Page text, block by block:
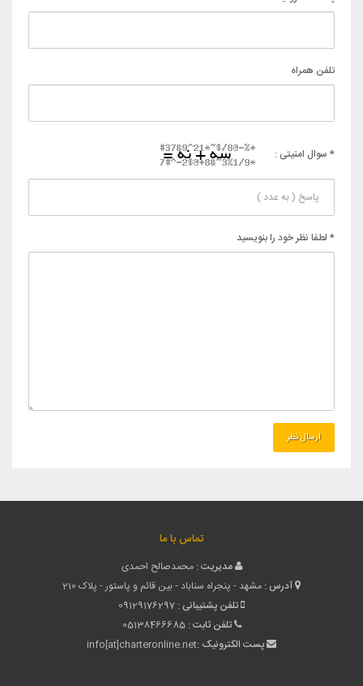
تلفن همراه
* سوال امنیتی :
* لطفا نظر خود را بنویسید
تماس با ما
مدیریت : محمدصالح احمدی
آدرس : مشهد - پنجراه سناباد - بین قائم و پاستور - پلاک 210
تلفن پشتیبانی : 09129176297
تلفن ثابت : 05138466685
پست الکترونیک :info[at]charteronline.net